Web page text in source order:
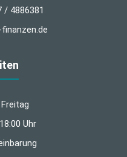
/ 4886381
Uhr